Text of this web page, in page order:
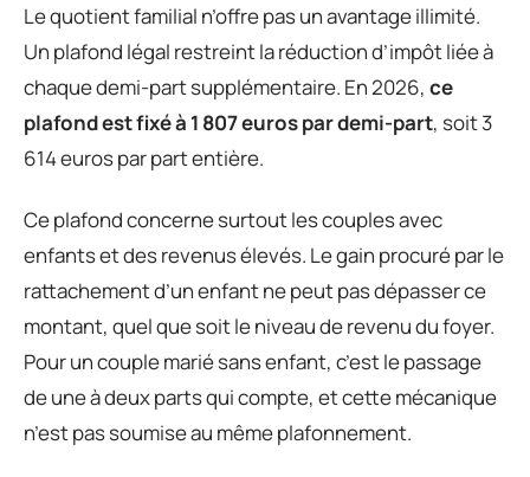
Le quotient familial n’offre pas un avantage illimité.
Un plafond légal restreint la réduction d’impôt liée à
chaque demi-part supplémentaire. En 2026, ce
plafond est fixé à 1 807 euros par demi-part, soit 3
614 euros par part entière.
Ce plafond concerne surtout les couples avec
enfants et des revenus élevés. Le gain procuré par le
rattachement d’un enfant ne peut pas dépasser ce
montant, quel que soit le niveau de revenu du foyer.
Pour un couple marié sans enfant, c’est le passage
de une à deux parts qui compte, et cette mécanique
n’est pas soumise au même plafonnement.